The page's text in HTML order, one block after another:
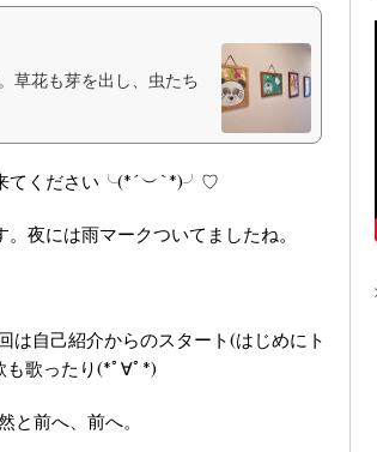
草花も芽を出し、虫たち
来てください╰(*´︶`*)╯♡
夜には雨マークついてましたね。
自己紹介からのスタート(はじめにト
も歌ったり(*ﾟ∀ﾟ*)
と前へ、前へ。